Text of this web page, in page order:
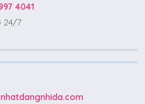
4041
24/7